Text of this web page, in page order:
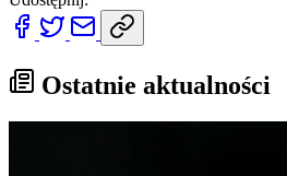
Ostatnie aktualności